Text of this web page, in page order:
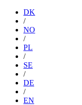
DK
/
NO
/
PL
/
SE
/
DE
/
EN